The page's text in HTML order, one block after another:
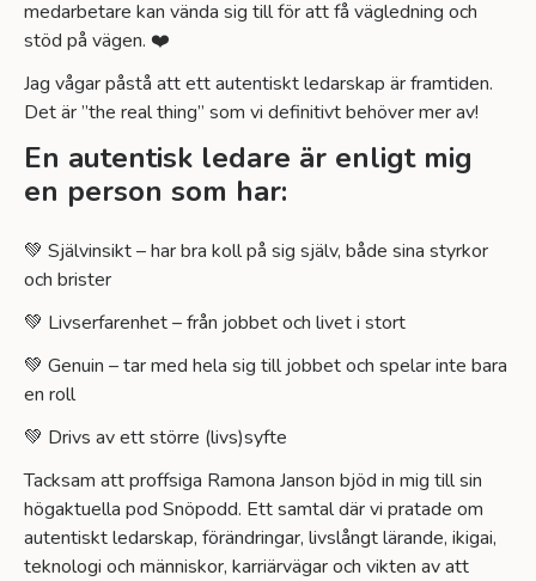
medarbetare kan vända sig till för att få vägledning och
stöd på vägen. ❤️
Jag vågar påstå att ett autentiskt ledarskap är framtiden.
Det är ”the real thing” som vi definitivt behöver mer av!
En autentisk ledare är enligt mig
en person som har:
💚 Självinsikt – har bra koll på sig själv, både sina styrkor
och brister
💚 Livserfarenhet – från jobbet och livet i stort
💚 Genuin – tar med hela sig till jobbet och spelar inte bara
en roll
💚 Drivs av ett större (livs)syfte
Tacksam att proffsiga Ramona Janson bjöd in mig till sin
högaktuella pod Snöpodd. Ett samtal där vi pratade om
autentiskt ledarskap, förändringar, livslångt lärande, ikigai,
teknologi och människor, karriärvägar och vikten av att